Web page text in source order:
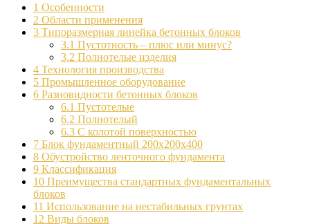
1 Особенности
2 Области применения
3 Типоразмерная линейка бетонных блоков
3.1 Пустотность – плюс или минус?
3.2 Полнотелые изделия
4 Технология производства
5 Промышленное оборудование
6 Разновидности бетонных блоков
6.1 Пустотелые
6.2 Полнотелый
6.3 С колотой поверхностью
7 Блок фундаментный 200х200х400
8 Обустройство ленточного фундамента
9 Классификация
10 Преимущества стандартных фундаментальных
блоков
11 Использование на нестабильных грунтах
12 Виды блоков